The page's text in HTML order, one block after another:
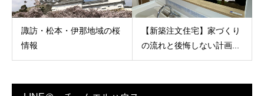
諏訪・松本・伊那地域の桜
情報
【新築注文住宅】家づくり
の流れと後悔しない計画...